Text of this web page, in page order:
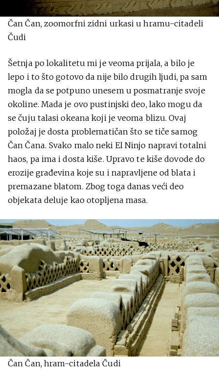
Čan Čan, zoomorfni zidni urkasi u hramu-citadeli
Čudi
Šetnja po lokalitetu mi je veoma prijala, a bilo je
lepo i to što gotovo da nije bilo drugih ljudi, pa sam
mogla da se potpuno unesem u posmatranje svoje
okoline. Mada je ovo pustinjski deo, lako mogu da
se čuju talasi okeana koji je veoma blizu. Ovaj
položaj je dosta problematičan što se tiče samog
Čan Čana. Svako malo neki El Ninjo napravi totalni
haos, pa ima i dosta kiše. Upravo te kiše dovode do
erozije građevina koje su i napravljene od blata i
premazane blatom. Zbog toga danas veći deo
objekata deluje kao otopljena masa.
Čan Čan, hram-citadela Čudi